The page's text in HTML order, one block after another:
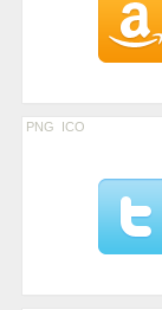
PNG ICO